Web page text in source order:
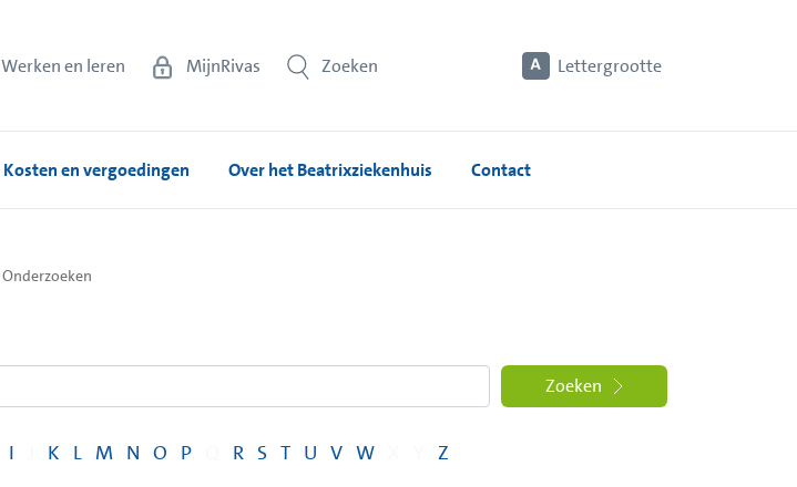
Werken en leren MijnRivas Zoeken Lettergrootte
Kosten en vergoedingen Over het Beatrixziekenhuis Contact
Onderzoeken
Zoeken
I K L M N O P R S T U V W Z